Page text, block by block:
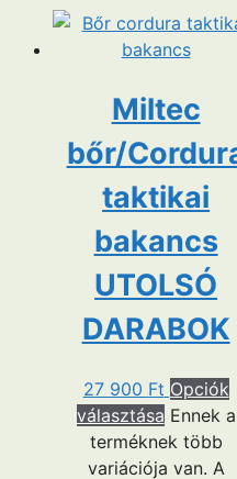
Miltec
bőr/
taktikai
bakancs
UTOLSÓ
DARABOK
27 900 Ft Opciók
választása Ennek a
terméknek több
variációja van. A